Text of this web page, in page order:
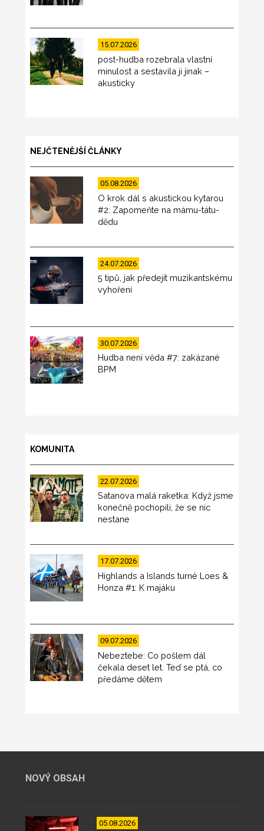
15.07.2026
post-hudba rozebrala vlastní
minulost a sestavila ji jinak –
akusticky
NEJČTENĚJŠÍ ČLÁNKY
05.08.2026
O krok dál s akustickou kytarou
#2: Zapomeňte na mámu-tátu-
dědu
24.07.2026
5 tipů, jak předejít muzikantskému
vyhoření
30.07.2026
Hudba není věda #7: zakázané
BPM
KOMUNITA
22.07.2026
Satanova malá raketka: Když jsme
konečně pochopili, že se nic
nestane
17.07.2026
Highlands a Islands turné Loes &
Honza #1: K majáku
09.07.2026
Nebeztebe: Co pošlem dál
čekala deset let. Teď se ptá, co
předáme dětem
NOVÝ OBSAH
05.08.2026